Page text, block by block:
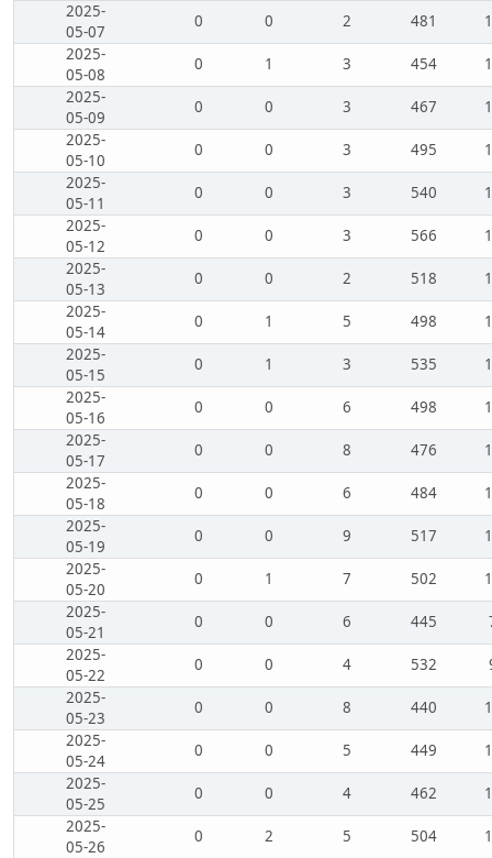
2025-
05-07
0 0 2 481
2025-
05-08
0 1 3 454
2025-
05-09
0 0 3 467
2025-
05-10
0 0 3 495
2025-
05-11
0 0 3 540
2025-
05-12
0 0 3 566
2025-
05-13
0 0 2 518
2025-
05-14
0 1 5 498
2025-
05-15
0 1 3 535
2025-
05-16
0 0 6 498
2025-
05-17
0 0 8 476
2025-
05-18
0 0 6 484
2025-
05-19
0 0 9 517
2025-
05-20
0 1 7 502
2025-
05-21
0 0 6 445
2025-
05-22
0 0 4 532
2025-
05-23
0 0 8 440
2025-
05-24
0 0 5 449
2025-
05-25
0 0 4 462
2025-
05-26
0 2 5 504